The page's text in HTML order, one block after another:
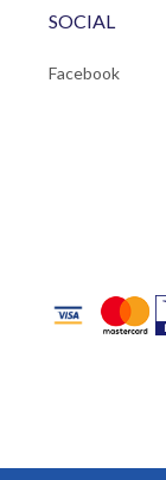
SOCIAL
Facebook